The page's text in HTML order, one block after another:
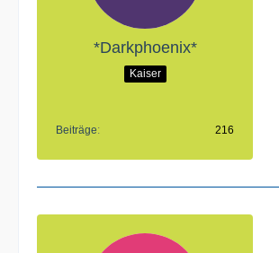
*Darkphoenix*
Kaiser
Beiträge 216